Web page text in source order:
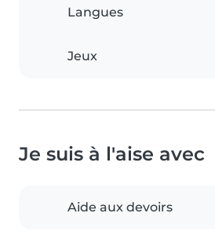
Langues
Jeux
Je suis à l'aise avec
Aide aux devoirs